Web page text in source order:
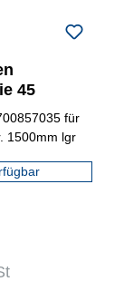
45
für
1500mm lgr